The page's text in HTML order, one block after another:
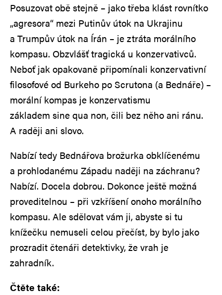
Posuzovat obě stejně – jako třeba klást rovnítko
„agresora“ mezi Putinův útok na Ukrajinu
a Trumpův útok na Írán – je ztráta morálního
kompasu. Obzvlášť tragická u konzervativců.
Neboť jak opakovaně připomínali konzervativní
filosofové od Burkeho po Scrutona (a Bednáře) –
morální kompas je konzervatismu
základem sine qua non, čili bez něho ani ránu.
A raději ani slovo.
Nabízí tedy Bednářova brožurka obklíčenému
a prohlodanému Západu naději na záchranu?
Nabízí. Docela dobrou. Dokonce ještě možná
proveditelnou – při vzkříšení onoho morálního
kompasu. Ale sdělovat vám ji, abyste si tu
knížečku nemuseli celou přečíst, by bylo jako
prozradit čtenáři detektivky, že vrah je
zahradník.
Čtěte také: